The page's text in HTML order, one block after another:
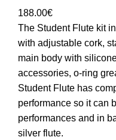
188.00€
The Student Flute kit
with adjustable cork,
main body with
accessories, o-ring
Student Flute has
performance so it can
performances and in
silver flute.